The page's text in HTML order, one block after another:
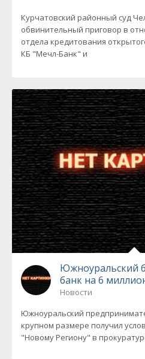
Курчатовский районный суд
обвинительный приговор в
отдела кредитования
КБ "Мечл-Банк" и
Южноуральский
банк на 6
Новости
Южноуральский
крупном размере получил
"Новому Региону" в